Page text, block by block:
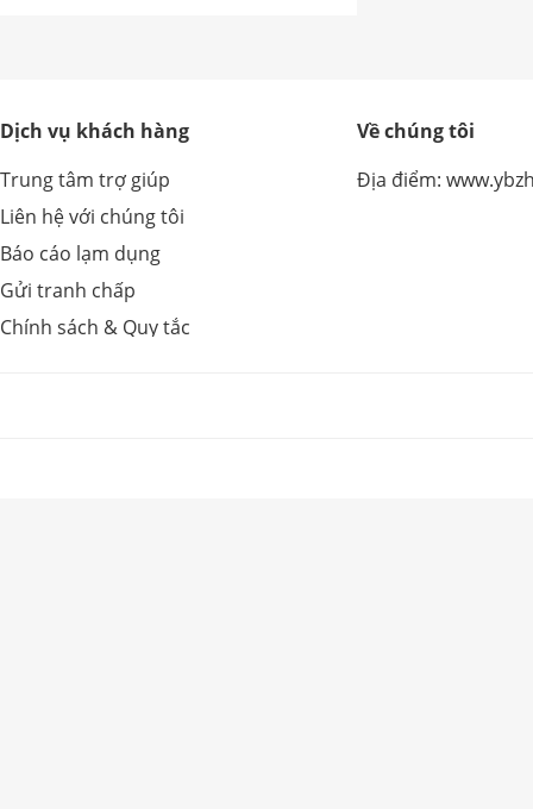
Dịch vụ khách hàng
Trung tâm trợ giúp
Liên hệ với chúng tôi
Báo cáo lạm dụng
Gửi tranh chấp
Chính sách & Quy tắc
Về chúng tôi
Địa điểm: